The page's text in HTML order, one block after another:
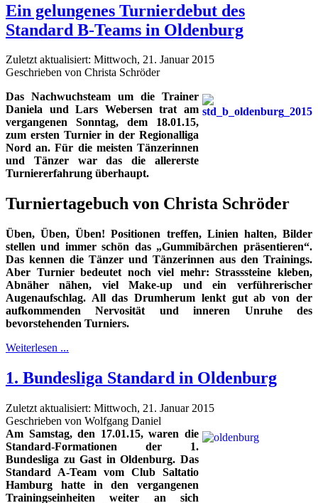
Ein gelungenes Turnierdebut des
Standard B-Teams in Oldenburg
Zuletzt aktualisiert: Mittwoch, 21. Januar 2015
Geschrieben von Christa Schröder
Das Nachwuchsteam um die Trainer
Daniela und Lars Webersen trat am
vergangenen Sonntag, dem 18.01.15,
zum ersten Turnier in der Regionalliga
Nord an. Für die meisten Tänzerinnen
und Tänzer war das die allererste
Turniererfahrung überhaupt.
Turniertagebuch von Christa Schröder
Üben, Üben, Üben! Positionen treffen, Linien halten, Bilder
stellen und immer schön das „Gummibärchen präsentieren“.
Das kennen die Tänzer und Tänzerinnen aus den Trainings.
Aber Turnier bedeutet noch viel mehr: Strasssteine kleben,
Abnäher nähen, viel Make-up und ein verführerischer
Augenaufschlag. All das Drumherum lenkt gut ab von der
aufkommenden Nervosität und inneren Unruhe des
bevorstehenden Turniers.
Weiterlesen ...
1. Bundesliga Standard in Oldenburg
Zuletzt aktualisiert: Mittwoch, 21. Januar 2015
Geschrieben von Wolfgang Daniel
Am Samstag, den 17.01.15, waren die
Standard-Formationen der 1.
Bundesliga zu Gast in Oldenburg. Das
Standard A-Team vom Club Saltatio
Hamburg hatte in den vergangenen
Trainingseinheiten weiter an sich